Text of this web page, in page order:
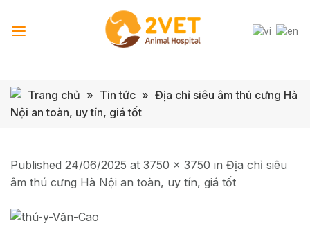
Trang chủ » Tin tức » Địa chỉ siêu âm thú cưng Hà
Nội an toàn, uy tín, giá tốt
Published 24/06/2025 at 3750 × 3750 in Địa chỉ siêu
âm thú cưng Hà Nội an toàn, uy tín, giá tốt